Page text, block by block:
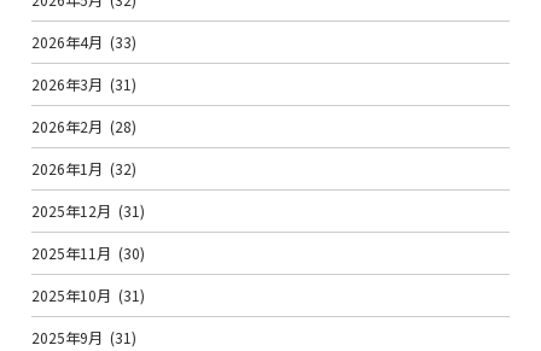
2026年4月 (33)
2026年3月 (31)
2026年2月 (28)
2026年1月 (32)
2025年12月 (31)
2025年11月 (30)
2025年10月 (31)
2025年9月 (31)